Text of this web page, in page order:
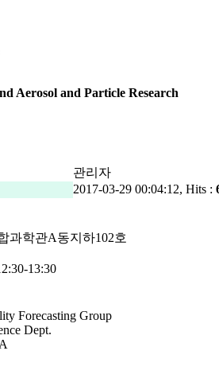
Aerosol and Particle Research
관리자
2017-03-29 00:04:12, Hits :
과학관A동지하102호
13:30
Forecasting Group
Dept.